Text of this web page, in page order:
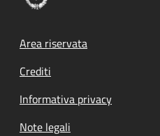
Footer menu
Area riservata
Crediti
Informativa privacy
Note legali